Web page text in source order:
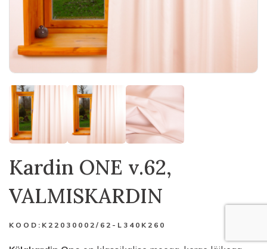
Kardin ONE v.62,
VALMISKARDIN
KOOD: K22030002/62-L340K260